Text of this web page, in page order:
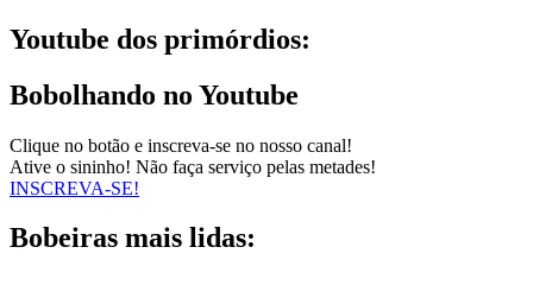
Youtube dos primórdios:
Bobolhando no Youtube
Clique no botão e inscreva-se no nosso canal!
Ative o sininho! Não faça serviço pelas metades!
INSCREVA-SE!
Bobeiras mais lidas: